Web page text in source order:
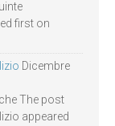
first on
Dicembre
The post
appeared